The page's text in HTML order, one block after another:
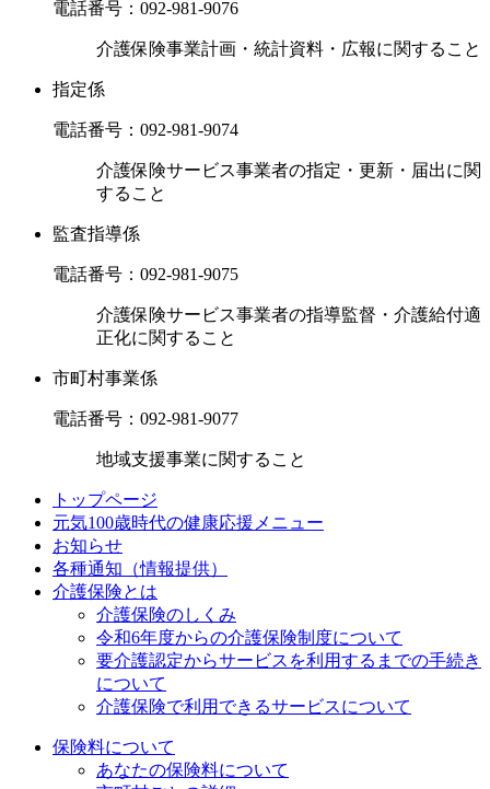
電話番号： 092-981-9076
介護保険事業計画・統計資料・広報に関すること
指定係
電話番号： 092-981-9074
介護保険サービス事業者の指定・更新・届出に関
すること
監査指導係
電話番号： 092-981-9075
介護保険サービス事業者の指導監督・介護給付適
正化に関すること
市町村事業係
電話番号： 092-981-9077
地域支援事業に関すること
トップページ
元気100歳時代の健康応援メニュー
お知らせ
各種通知（情報提供）
介護保険とは
介護保険のしくみ
令和6年度からの介護保険制度について
要介護認定からサービスを利用するまでの⼿続き
について
介護保険で利用できるサービスについて
保険料について
あなたの保険料について